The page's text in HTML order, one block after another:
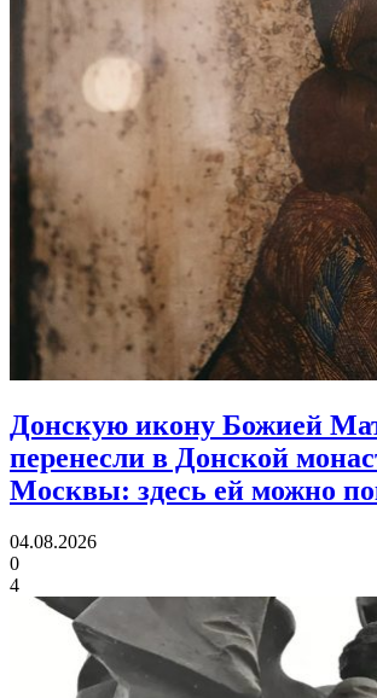
Донскую икону Божией
перенесли в Донской
Москвы: здесь ей можно
04.08.2026
0
4